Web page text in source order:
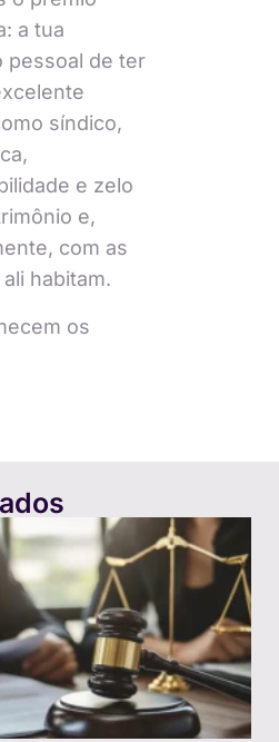
a tua
pessoal de ter
síndico,
e zelo
e,
com as
habitam.
os